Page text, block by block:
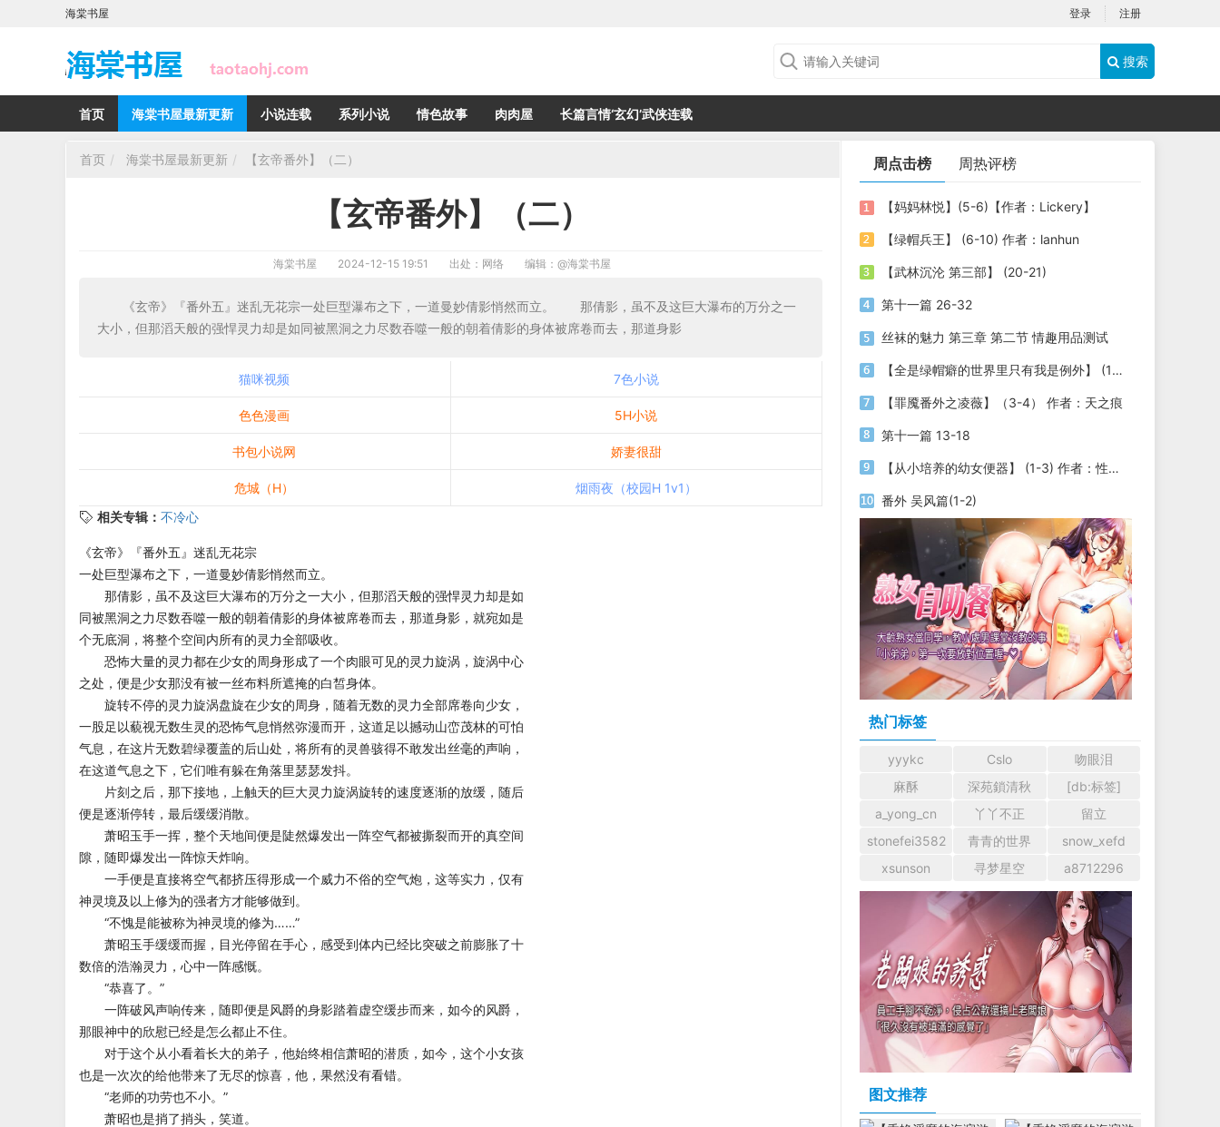
海棠书屋 登录 注册
搜索
首页 海棠书屋最新更新 小说连载 系列小说 情色故事 肉肉屋 长篇言情‘玄幻’武侠连载
首页 海棠书屋最新更新 【玄帝番外】（二）
【玄帝番外】（二）
海棠书屋 2024-12-15 19:51 出处：网络 编辑： @海棠书屋
《玄帝》『番外五』迷乱无花宗一处巨型瀑布之下，一道曼妙倩影悄然而立。 那倩影，虽不及这巨大瀑布的万分之一
大小，但那滔天般的强悍灵力却是如同被黑洞之力尽数吞噬一般的朝着倩影的身体被席卷而去，那道身影
猫咪视频 7色小说
色色漫画 5H小说
书包小说网 娇妻很甜
危城（H）
烟雨夜（校园H 1v1）
相关专辑： 不冷心
《玄帝》『番外五』迷乱无花宗
一处巨型瀑布之下，一道曼妙倩影悄然而立。
那倩影，虽不及这巨大瀑布的万分之一大小，但那滔天般的强悍灵力却是如
同被黑洞之力尽数吞噬一般的朝着倩影的身体被席卷而去，那道身影，就宛如是
个无底洞，将整个空间内所有的灵力全部吸收。
恐怖大量的灵力都在少女的周身形成了一个肉眼可见的灵力旋涡，旋涡中心
之处，便是少女那没有被一丝布料所遮掩的白皙身体。
旋转不停的灵力旋涡盘旋在少女的周身，随着无数的灵力全部席卷向少女，
一股足以藐视无数生灵的恐怖气息悄然弥漫而开，这道足以撼动山峦茂林的可怕
气息，在这片无数碧绿覆盖的后山处，将所有的灵兽骇得不敢发出丝毫的声响，
在这道气息之下，它们唯有躲在角落里瑟瑟发抖。
片刻之后，那下接地，上触天的巨大灵力旋涡旋转的速度逐渐的放缓，随后
便是逐渐停转，最后缓缓消散。
萧昭玉手一挥，整个天地间便是陡然爆发出一阵空气都被撕裂而开的真空间
隙，随即爆发出一阵惊天炸响。
一手便是直接将空气都挤压得形成一个威力不俗的空气炮，这等实力，仅有
神灵境及以上修为的强者方才能够做到。
“不愧是能被称为神灵境的修为……”
萧昭玉手缓缓而握，目光停留在手心，感受到体内已经比突破之前膨胀了十
数倍的浩瀚灵力，心中一阵感慨。
“恭喜了。”
一阵破风声响传来，随即便是风爵的身影踏着虚空缓步而来，如今的风爵，
那眼神中的欣慰已经是怎么都止不住。
对于这个从小看着长大的弟子，他始终相信萧昭的潜质，如今，这个小女孩
也是一次次的给他带来了无尽的惊喜，他，果然没有看错。
“老师的功劳也不小。”
萧昭也是捎了捎头，笑道。
周点击榜 周热评榜
【妈妈林悦】(5-6)【作者：Lickery】
【绿帽兵王】 (6-10) 作者：lanhun
【武林沉沦 第三部】 (20-21)
第十一篇 26-32
丝袜的魅力 第三章 第二节 情趣用品测试
【全是绿帽癖的世界里只有我是例外】 (1-3) 作者：劫色司机
【罪魇番外之凌薇】（3-4） 作者：天之痕
第十一篇 13-18
【从小培养的幼女便器】 (1-3) 作者：性yin
番外 吴风篇(1-2)
热门标签
yyykc Cslo
吻眼泪
麻酥
深苑鎖清秋
[db:标签]
a_yong_cn
丫丫不正
留立
stonefei3582
青青的世界
snow_xefd
xsunson
寻梦星空 a8712296
图文推荐